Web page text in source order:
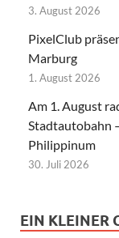
3. August 2026
PixelClub
Marburg
1. August 2026
Am 1. August
Stadtautobahn
Philippinum
30. Juli 2026
EIN KLEINER